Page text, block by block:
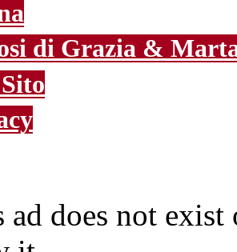
di Grazia &
ad does not